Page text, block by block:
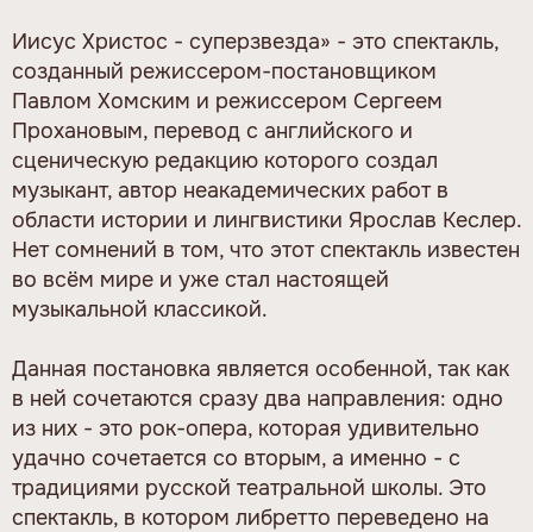
Иисус Христос - суперзвезда» - это спектакль,
созданный режиссером-постановщиком
Павлом Хомским и режиссером Сергеем
Прохановым, перевод с английского и
сценическую редакцию которого создал
музыкант, автор неакадемических работ в
области истории и лингвистики Ярослав Кеслер.
Нет сомнений в том, что этот спектакль известен
во всём мире и уже стал настоящей
музыкальной классикой.
Данная постановка является особенной, так как
в ней сочетаются сразу два направления: одно
из них - это рок-опера, которая удивительно
удачно сочетается со вторым, а именно - с
традициями русской театральной школы. Это
спектакль, в котором либретто переведено на